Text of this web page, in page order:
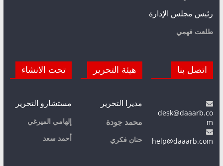
رئيس مجلس الإدارة
طلعت فهمي
اتصل بنا
desk@daaarb.co
m
help@daaarb.com
هيئة التحرير
مديرا التحرير
محمد جودة
حنان فكري
تحت الانشاء
مستشارو التحرير
إلهامي الميرغي
أحمد سعد